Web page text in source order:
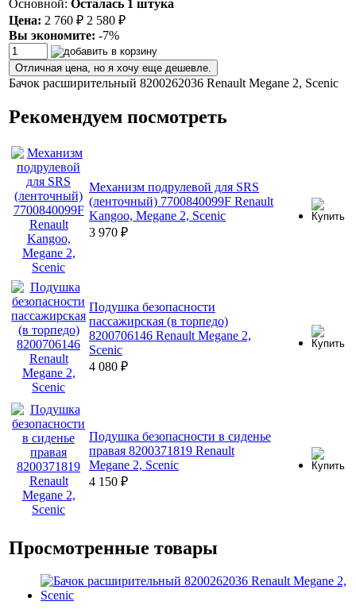
Основной: Осталась 1 штука
Цена: 2 760 ₽ 2 580 ₽
Вы экономите: -7%
Отличная цена, но я хочу еще дешевле.
Бачок расширительный 8200262036 Renault Megane 2, Scenic
Рекомендуем посмотреть
Механизм подрулевой для SRS
(ленточный) 7700840099F Renault
Kangoo, Megane 2, Scenic
3 970 ₽
Подушка безопасности
пассажирская (в торпедо)
8200706146 Renault Megane 2,
Scenic
4 080 ₽
Подушка безопасности в сиденье
правая 8200371819 Renault
Megane 2, Scenic
4 150 ₽
Просмотренные товары